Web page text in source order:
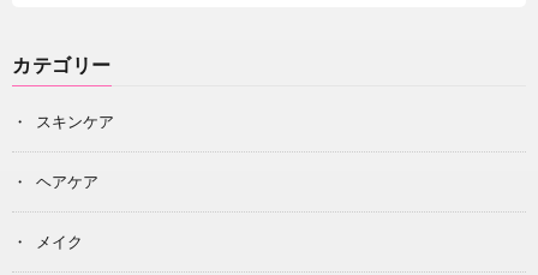
カテゴリー
スキンケア
ヘアケア
メイク